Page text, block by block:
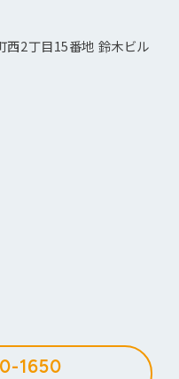
西2丁目15番地 鈴木ビル
1650